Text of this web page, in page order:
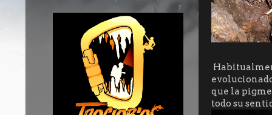
que la
todo su